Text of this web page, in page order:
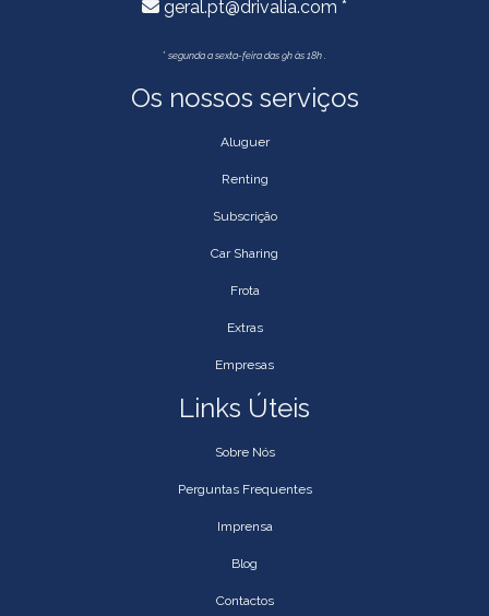
geral.pt@drivalia.com *
* segunda a sexta-feira das 9h às 18h .
Os nossos serviços
Aluguer
Renting
Subscrição
Car Sharing
Frota
Extras
Empresas
Links Úteis
Sobre Nós
Perguntas Frequentes
Imprensa
Blog
Contactos